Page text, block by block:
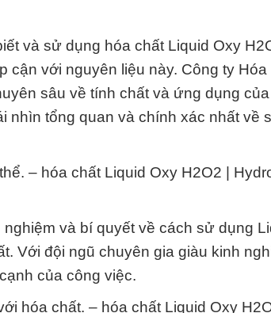
và sử dụng hóa chất Liquid Oxy
cận với nguyên liệu này. Công ty Hóa
sâu về tính chất và ứng dụng của
nhìn tổng quan và chính xác nhất về
– hóa chất Liquid Oxy H2O2 |
và bí quyết về cách sử dụng
Với đội ngũ chuyên gia giàu kinh
của công việc.
hóa chất. – hóa chất Liquid Oxy